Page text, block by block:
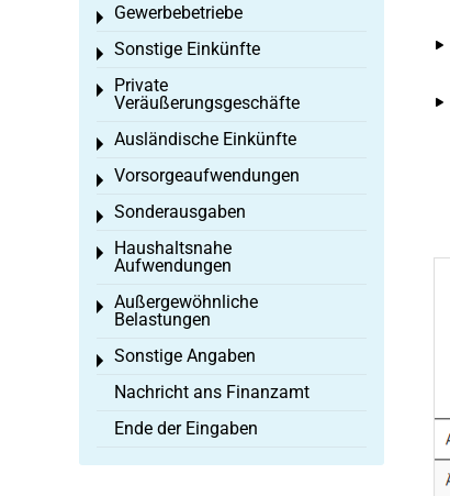
Gewerbebetriebe
Toggle menu
Sonstige Einkünfte
Toggle menu
Private
Veräußerungsgeschäfte
Toggle menu
Ausländische Einkünfte
Toggle menu
Vorsorgeaufwendungen
Toggle menu
Sonderausgaben
Toggle menu
Haushaltsnahe
Aufwendungen
Toggle menu
Außergewöhnliche
Belastungen
Toggle menu
Sonstige Angaben
Toggle menu
Nachricht ans Finanzamt
Ende der Eingaben